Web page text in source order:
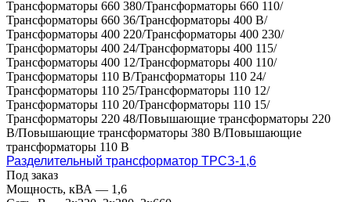
Трансформаторы 660 380/Трансформаторы 660 110/
Трансформаторы 660 36/Трансформаторы 400 В/
Трансформаторы 400 220/Трансформаторы 400 230/
Трансформаторы 400 24/Трансформаторы 400 115/
Трансформаторы 400 12/Трансформаторы 400 110/
Трансформаторы 110 В/Трансформаторы 110 24/
Трансформаторы 110 25/Трансформаторы 110 12/
Трансформаторы 110 20/Трансформаторы 110 15/
Трансформаторы 220 48/Повышающие трансформаторы 220
В/Повышающие трансформаторы 380 В/Повышающие
трансформаторы 110 В
Разделительный трансформатор ТРСЗ-1,6
Под заказ
Мощность, кВА — 1,6